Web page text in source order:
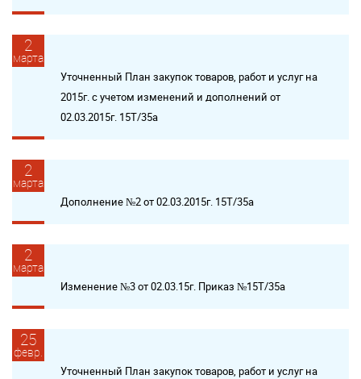
2
марта
Уточненный План закупок товаров, работ и услуг на
2015г. с учетом изменений и дополнений от
02.03.2015г. 15Т/35а
2
марта
Дополнение №2 от 02.03.2015г. 15Т/35а
2
марта
Изменение №3 от 02.03.15г. Приказ №15Т/35а
25
февр.
Уточненный План закупок товаров, работ и услуг на